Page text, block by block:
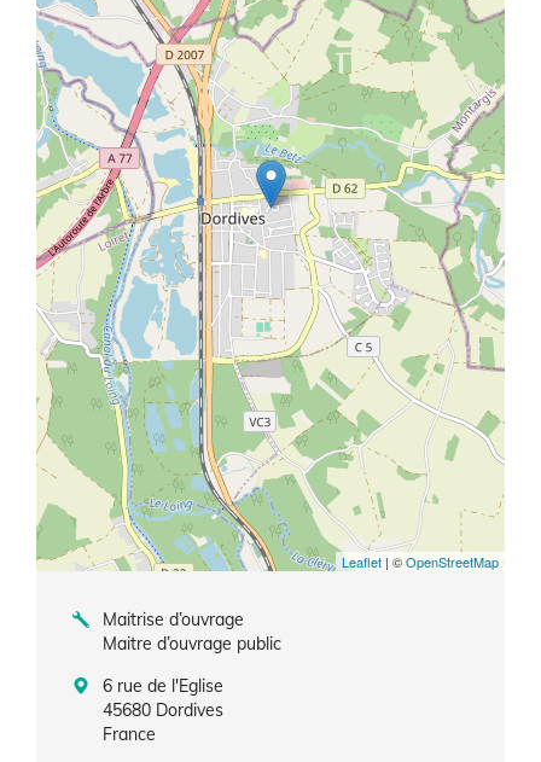
Leaflet | ©OpenStreetMap
Maitrise d’ouvrage
Maitre d’ouvrage public
6 rue de l'Eglise
45680 Dordives
France